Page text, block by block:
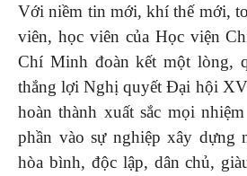
Với niềm tin mới, khí thế mới,
viên, học viên của Học viện
Chí Minh đoàn kết một lòng,
thắng lợi Nghị quyết Đại hội
hoàn thành xuất sắc mọi
phần vào sự nghiệp xây dựng
hòa bình, độc lập, dân chủ,